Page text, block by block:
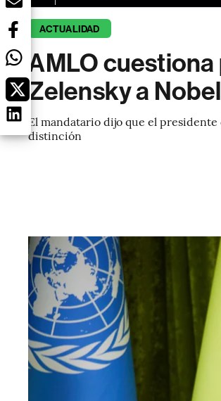
ACTUALIDAD
AMLO
Zelensky a
El mandatario dijo que el
distinción